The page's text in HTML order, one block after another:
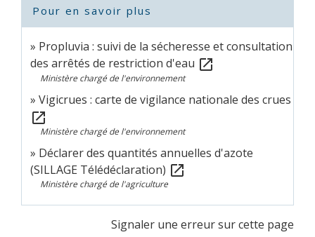
Pour en savoir plus
Propluvia : suivi de la sécheresse et consultation
des arrêtés de restriction d'eau open_in_new
Ministère chargé de l'environnement
Vigicrues : carte de vigilance nationale des crues
open_in_new
Ministère chargé de l'environnement
Déclarer des quantités annuelles d'azote
(SILLAGE Télédéclaration) open_in_new
Ministère chargé de l'agriculture
Signaler une erreur sur cette page